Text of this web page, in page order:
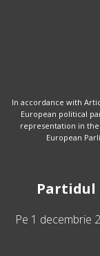
In accordance with
European political
representation in
European
Partidul
Pe 1 decembrie